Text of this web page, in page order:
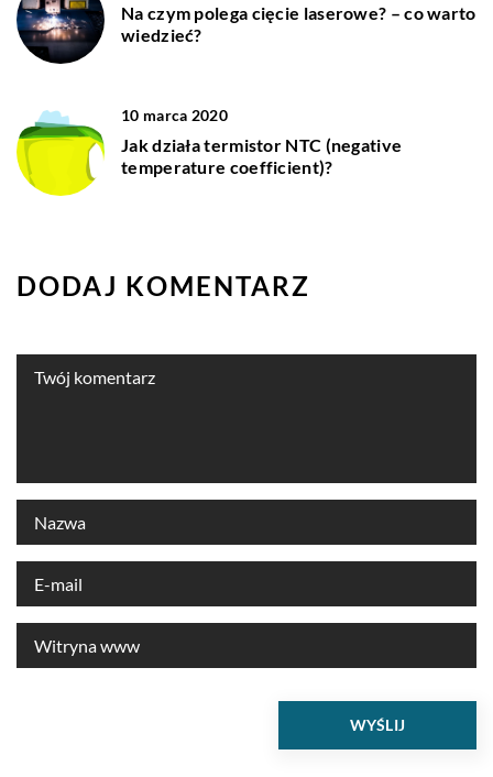
Na czym polega cięcie laserowe? – co warto
wiedzieć?
10 marca 2020
Jak działa termistor NTC (negative
temperature coefficient)?
DODAJ KOMENTARZ